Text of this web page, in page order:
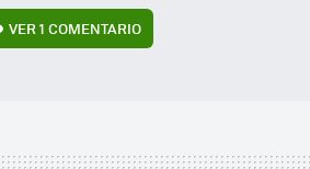
VER1 COMENTARIO